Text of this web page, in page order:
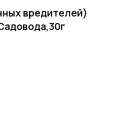
вредителей)